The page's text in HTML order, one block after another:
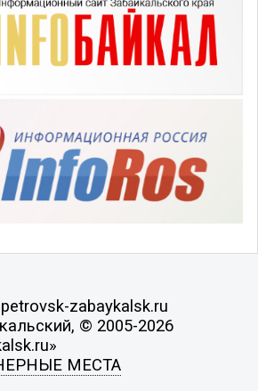
zabaykalsk.ru
© 2005-2026
МЕСТА